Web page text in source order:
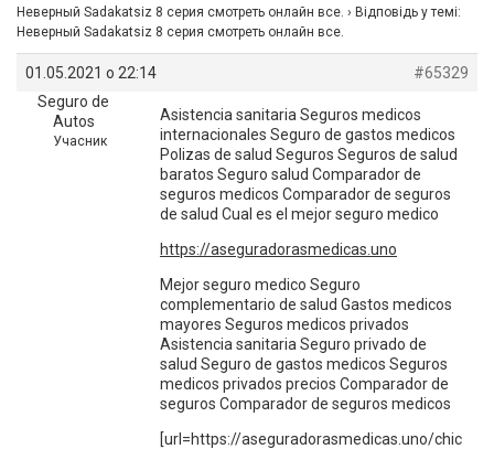
Неверный Sadakatsiz 8 серия смотреть онлайн все. › Відповідь у темі:
Неверный Sadakatsiz 8 серия смотреть онлайн все.
01.05.2021 о 22:14
#65329
Seguro de
Autos
Учасник
Asistencia sanitaria Seguros medicos
internacionales Seguro de gastos medicos
Polizas de salud Seguros Seguros de salud
baratos Seguro salud Comparador de
seguros medicos Comparador de seguros
de salud Cual es el mejor seguro medico
https://aseguradorasmedicas.uno
Mejor seguro medico Seguro
complementario de salud Gastos medicos
mayores Seguros medicos privados
Asistencia sanitaria Seguro privado de
salud Seguro de gastos medicos Seguros
medicos privados precios Comparador de
seguros Comparador de seguros medicos
[url=https://aseguradorasmedicas.uno/chic